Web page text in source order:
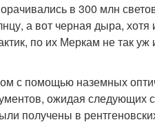
в 300 млн
а вот черная дыра, хотя
по их Меркам не так уж
с помощью наземных
ожидая следующих
получены в